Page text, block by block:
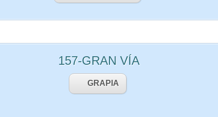
157-GRAN VÍA
GRAPIA